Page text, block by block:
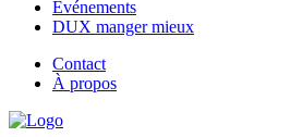
Événements
DUX manger mieux
Contact
À propos